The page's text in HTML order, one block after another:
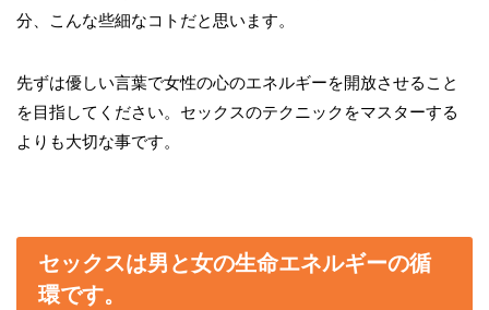
分、こんな些細なコトだと思います。
先ずは優しい言葉で女性の心のエネルギーを開放させること
を目指してください。セックスのテクニックをマスターする
よりも大切な事です。
セックスは男と女の生命エネルギーの循
環です。